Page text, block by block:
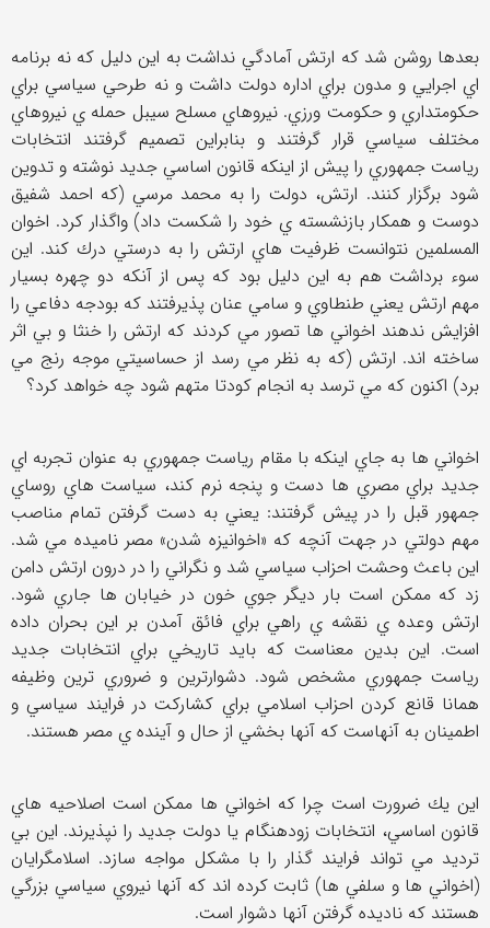
بعدها روشن شد كه ارتش آمادگي نداشت به اين دليل كه نه برنامه
اي اجرايي و مدون براي اداره دولت داشت و نه طرحي سياسي براي
حكومتداري و حكومت ورزي. نيروهاي مسلح سيبل حمله ي نيروهاي
مختلف سياسي قرار گرفتند و بنابراين تصميم گرفتند انتخابات
رياست جمهوري را پيش از اينكه قانون اساسي جديد نوشته و تدوين
شود برگزار كنند. ارتش، دولت را به محمد مرسي (كه احمد شفيق
دوست و همكار بازنشسته ي خود را شكست داد) واگذار كرد. اخوان
المسلمين نتوانست ظرفيت هاي ارتش را به درستي درك كند. اين
سوء برداشت هم به اين دليل بود كه پس از آنكه دو چهره بسيار
مهم ارتش يعني طنطاوي و سامي عنان پذيرفتند كه بودجه دفاعي را
افزايش ندهند اخواني ها تصور مي كردند كه ارتش را خنثا و بي اثر
ساخته اند. ارتش (كه به نظر مي رسد از حساسيتي موجه رنج مي
برد) اكنون كه مي ترسد به انجام كودتا متهم شود چه خواهد كرد؟
اخواني ها به جاي اينكه با مقام رياست جمهوري به عنوان تجربه اي
جديد براي مصري ها دست و پنجه نرم كند، سياست هاي روساي
جمهور قبل را در پيش گرفتند: يعني به دست گرفتن تمام مناصب
مهم دولتي در جهت آنچه كه «اخوانيزه شدن» مصر ناميده مي شد.
اين باعث وحشت احزاب سياسي شد و نگراني را در درون ارتش دامن
زد كه ممكن است بار ديگر جوي خون در خيابان ها جاري شود.
ارتش وعده ي نقشه ي راهي براي فائق آمدن بر اين بحران داده
است. اين بدين معناست كه بايد تاريخي براي انتخابات جديد
رياست جمهوري مشخص شود. دشوارترين و ضروري ترين وظيفه
همانا قانع كردن احزاب اسلامي براي كشاركت در فرايند سياسي و
اطمينان به آنهاست كه آنها بخشي از حال و آينده ي مصر هستند.
اين يك ضرورت است چرا كه اخواني ها ممكن است اصلاحيه هاي
قانون اساسي، انتخابات زودهنگام يا دولت جديد را نپذيرند. اين بي
ترديد مي تواند فرايند گذار را با مشكل مواجه سازد. اسلامگرايان
(اخواني ها و سلفي ها) ثابت كرده اند كه آنها نيروي سياسي بزرگي
هستند كه ناديده گرفتن آنها دشوار است.